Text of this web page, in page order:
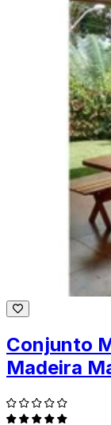
Conjunto
Madeira